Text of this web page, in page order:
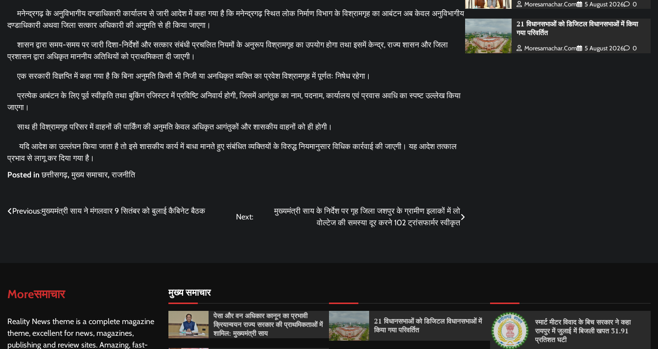
मनेन्द्रगढ़ के अनुविभागीय दण्डाधिकारी कार्यालय से जारी आदेश में कहा गया है कि मनेन्द्रगढ़ स्थित लोक निर्माण विभाग के विश्रामगृह का आबंटन अब केवल अनुविभागीय
दण्डाधिकारी अथवा जिला सत्कार अधिकारी की अनुमति से ही किया जाएगा।
शासन द्वारा समय-समय पर जारी दिशा-निर्देशों और सत्कार संबंधी प्रचलित नियमों के अनुरूप विश्रामगृह का उपयोग होगा तथा इसमें केन्द्र, राज्य शासन और जिला
प्रशासन द्वारा अधिकृत माननीय अतिथियों को प्राथमिकता दी जाएगी।
एक सरकारी विज्ञप्ति में कहा गया है कि बिना अनुमति किसी भी निजी या अनधिकृत व्यक्ति का प्रवेश विश्रामगृह में पूर्णतः निषेध रहेगा।
प्रत्येक आबंटन के लिए पूर्व स्वीकृति तथा बुकिंग रजिस्टर में प्रविष्टि अनिवार्य होगी, जिसमें आगंतुक का नाम, पदनाम, कार्यालय एवं प्रवास अवधि का स्पष्ट उल्लेख किया
जाएगा।
साथ ही विश्रामगृह परिसर में वाहनों की पार्किंग की अनुमति केवल अधिकृत आगंतुकों और शासकीय वाहनों को ही होगी।
यदि आदेश का उल्लंघन किया जाता है तो इसे शासकीय कार्य में बाधा मानते हुए संबंधित व्यक्तियों के विरुद्ध नियमानुसार विधिक कार्रवाई की जाएगी। यह आदेश तत्काल
प्रभाव से लागू कर दिया गया है।
Posted inछत्तीसगढ़,मुख्य समाचार,राजनीति
Post
Previous:मुख्यमंत्री साय ने मंगलवार 9 सितंबर को बुलाई कैबिनेट बैठक
Next:
मुख्यमंत्री साय के निर्देश पर गृह जिला जशपुर के ग्रामीण इलाकों में लो
वोल्टेज की समस्या दूर करने 102 ट्रांसफार्मर स्वीकृत
Moresamachar.com 5 August 2026 0
21 विधानसभाओं को डिजिटल विधानसभाओं में किया
गया परिवर्तित
Moresamachar.com 5 August 2026 0
Moreसमाचार
Reality News theme is a complete magazine
theme, excellent for news, magazines,
publishing and review sites. Amazing, fast-
मुख्य समाचार
पेसा और वन अधिकार कानून का प्रभावी
क्रियान्वयन राज्य सरकार की प्राथमिकताओं में
शामिल: मुख्यमंत्री साय
21 विधानसभाओं को डिजिटल विधानसभाओं में
किया गया परिवर्तित
स्मार्ट मीटर विवाद के बिच सरकार ने कहा
रायपुर में जुलाई में बिजली खपत 31.91
प्रतिशत घटी